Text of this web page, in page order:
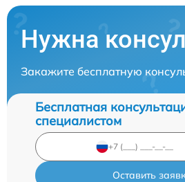
Нужна
Закажите бесплатную
Бесплатная
специалистом
Оставить